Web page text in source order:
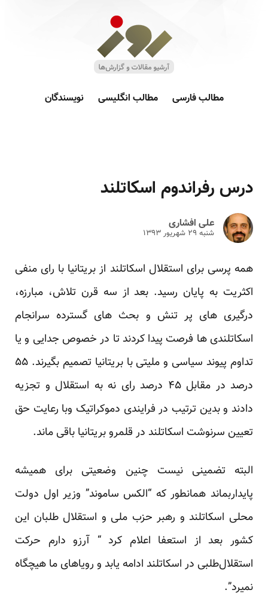
مطالب فارسی مطالب انگلیسی نویسندگان
درس رفراندوم اسکاتلند
علی افشاری
شنبه ۲۹ شهريور ۱۳۹۳
همه پرسی برای استقلال اسکاتلند از بریتانیا با رای منفی
اکثریت به پایان رسید. بعد از سه قرن تلاش، مبارزه،
درگیری های پر تنش و بحث های گسترده سرانجام
اسکاتلندی ها فرصت پیدا کردند تا در خصوص جدایی و یا
تداوم پیوند سیاسی و ملیتی با بریتانیا تصمیم بگیرند. ۵۵
درصد در مقابل ۴۵ درصد رای نه به استقلال و تجزیه
دادند و بدین ترتیب در فرایندی دموکراتیک وبا رعایت حق
تعیین سرنوشت اسکاتلند در قلمرو بریتانیا باقی ماند.
البته تضمینی نیست چنین وضعیتی برای همیشه
پایداربماند همانطور که “الکس ساموند” وزیر اول دولت
محلی اسکاتلند و رهبر حزب ملی و استقلال طلبان این
کشور بعد از استعفا اعلام کرد “ آرزو دارم حرکت
استقلال‌طلبی در اسکاتلند ادامه یابد و رویاهای ما هیچگاه
نمیرد”.